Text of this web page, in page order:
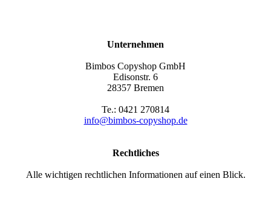
Unternehmen
Bimbos Copyshop GmbH
Edisonstr. 6
28357 Bremen
Te.: 0421 270814
info@bimbos-copyshop.de
Rechtliches
Alle wichtigen rechtlichen Informationen auf einen Blick.